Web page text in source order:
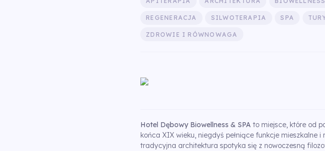
REGENERACJA SILWOTERAPIA SPA
ZDROWIE I RÓWNOWAGA
Hotel Dębowy Biowellness & SPA to miejsce, które od
końca XIX wieku, niegdyś pełniące funkcje mieszkalne
tradycyjna architektura spotyka się z nowoczesną